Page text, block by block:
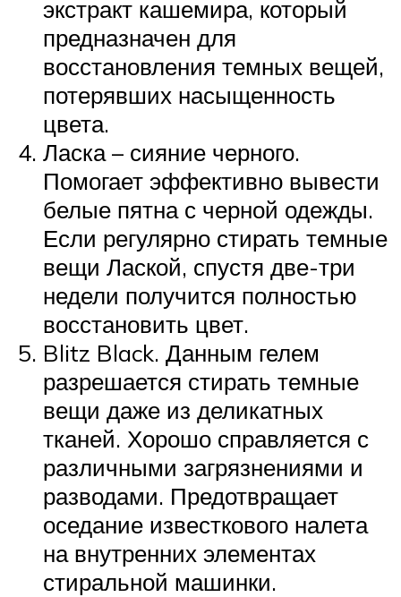
экстракт кашемира, который
предназначен для
восстановления темных вещей,
потерявших насыщенность
цвета.
Ласка – сияние черного.
Помогает эффективно вывести
белые пятна с черной одежды.
Если регулярно стирать темные
вещи Лаской, спустя две-три
недели получится полностью
восстановить цвет.
Blitz Black. Данным гелем
разрешается стирать темные
вещи даже из деликатных
тканей. Хорошо справляется с
различными загрязнениями и
разводами. Предотвращает
оседание известкового налета
на внутренних элементах
стиральной машинки.